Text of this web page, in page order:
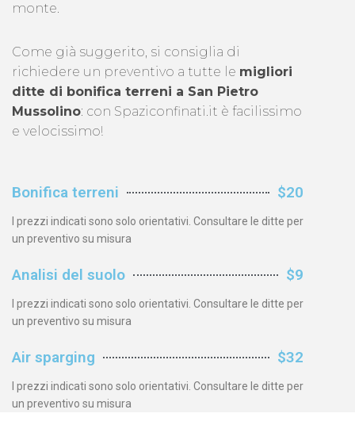
monte.
Come già suggerito, si consiglia di
richiedere un preventivo a tutte le migliori
ditte di bonifica terreni a San Pietro
Mussolino: con Spaziconfinati.it è facilissimo
e velocissimo!
Bonifica terreni $20
I prezzi indicati sono solo orientativi. Consultare le ditte per
un preventivo su misura
Analisi del suolo $9
I prezzi indicati sono solo orientativi. Consultare le ditte per
un preventivo su misura
Air sparging $32
I prezzi indicati sono solo orientativi. Consultare le ditte per
un preventivo su misura